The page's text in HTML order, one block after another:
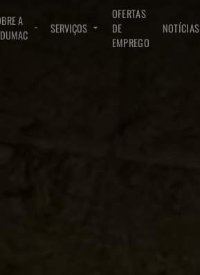
A
SERVIÇOS
OFERTAS
DE
EMPREGO
NOTÍCIAS